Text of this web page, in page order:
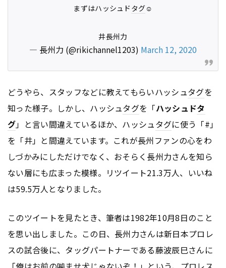
まずはハッシュドタグ☺️
井長州力
— 長州力 (@rikichannel1203) March 12, 2020
どうやら、スタッフなどに教えてもらいハッシュタグを
知った様子。しかし、ハッシュタグを「ハッシュドタ
グ」と言い間違えているほか、ハッシュタグに使う「#」
を「井」と間違えています。これが長州ファンの心をわ
しづかみにしただけでなく、おそらく長州力さんを知ら
ない層にも広まった模様。リツイート21.3万人、いいね
は59.5万人となりました。
このツイートを見たとき、筆者は1982年10月8日のこと
を思い出しました。この日、長州力さんは新日本プロレ
スの試合後に、タッグパートナーである藤波辰巳さんに